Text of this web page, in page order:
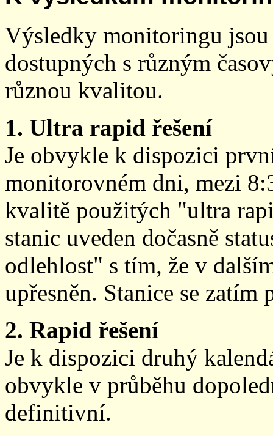
Výsledky monitoringu
dostupných s různým
různou kvalitou.
1. Ultra rapid řešení
Je obvykle k dispozici
monitorovném dni, mezi
kvalitě použitých "ultra
stanic uveden dočasně
odlehlost" s tím, že v
upřesněn. Stanice se zatím
2. Rapid řešení
Je k dispozici druhý
obvykle v průběhu
definitivní.